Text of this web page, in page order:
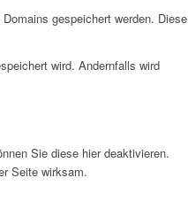
gespeichert werden. Diese
wird. Andernfalls wird
Sie diese hier deaktivieren.
Seite wirksam.